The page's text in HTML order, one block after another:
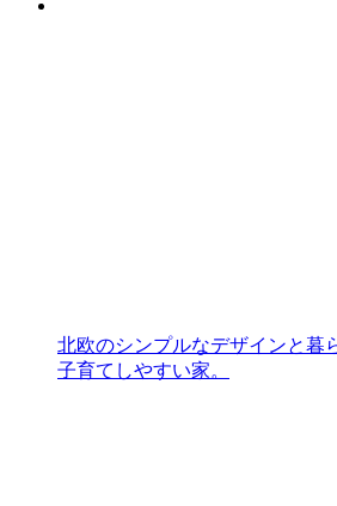
北欧のシンプルなデザインと暮
子育てしやすい家。